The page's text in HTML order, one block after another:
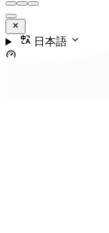
日本語